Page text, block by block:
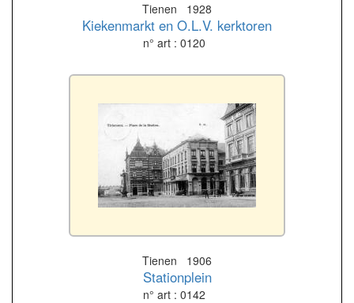
Tienen 1928
Kiekenmarkt en O.L.V. kerktoren
n° art : 0120
Tienen 1906
Stationplein
n° art : 0142